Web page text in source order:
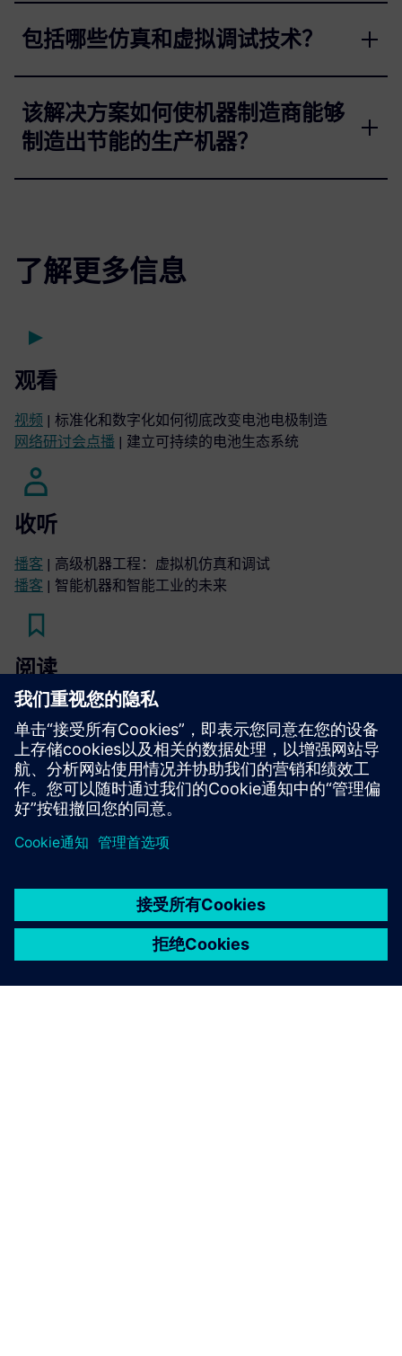
包括哪些仿真和虚拟调试技术？
该解决方案如何使机器制造商能够
制造出节能的生产机器？
了解更多信息
观看
视频 | 标准化和数字化如何彻底改变电池电极制造
网络研讨会点播 | 建立可持续的电池生态系统
收听
播客 | 高级机器工程：虚拟机仿真和调试
播客 | 智能机器和智能工业的未来
阅读
博客| 用数字软件应对当今的工业可持续发展挑战
电子书| 探索基于云的 PLM 如何通过 Teamcenter X 推动创
新和协作